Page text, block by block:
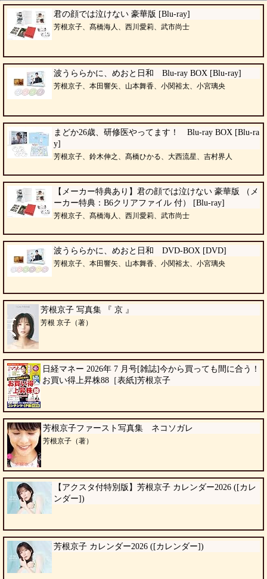
君の顔では泣けない 豪華版 [Blu-ray]
芳根京子、髙橋海人、西川愛莉、武市尚士
波うららかに、めおと日和 Blu-ray BOX [Blu-ray]
芳根京子、本田響矢、山本舞香、小関裕太、小宮璃央
まどか26歳、研修医やってます！ Blu-ray BOX [Blu-ra
y]
芳根京子、鈴木伸之、髙橋ひかる、大西流星、吉村界人
【メーカー特典あり】君の顔では泣けない 豪華版 （メ
ーカー特典：B6クリアファイル 付） [Blu-ray]
芳根京子、髙橋海人、西川愛莉、武市尚士
波うららかに、めおと日和 DVD-BOX [DVD]
芳根京子、本田響矢、山本舞香、小関裕太、小宮璃央
芳根京子 写真集 『 京 』
芳根 京子（著）
日経マネー 2026年 7 月号[雑誌]今から買っても間に合う！
お買い得上昇株88［表紙]芳根京子
芳根京子ファースト写真集 ネコソガレ
芳根京子（著）
【アクスタ付特別版】芳根京子 カレンダー2026 ([カレ
ンダー])
芳根京子 カレンダー2026 ([カレンダー])